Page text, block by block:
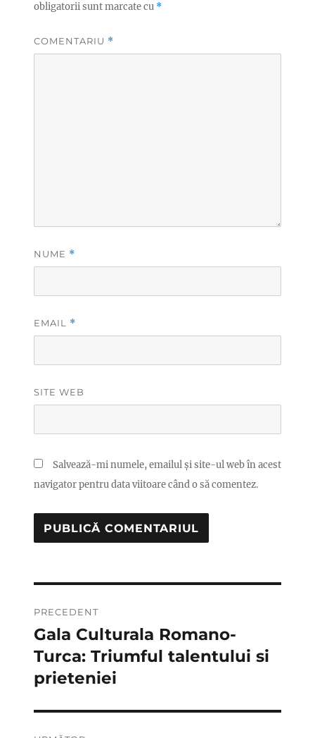
obligatorii sunt marcate cu *
COMENTARIU *
NUME *
EMAIL *
SITE WEB
Salvează-mi numele, emailul și site-ul web în acest
navigator pentru data viitoare când o să comentez.
în
articole
PRECEDENT
Articolul
anterior:
Gala Culturala Romano-
Turca: Triumful talentului si
prieteniei